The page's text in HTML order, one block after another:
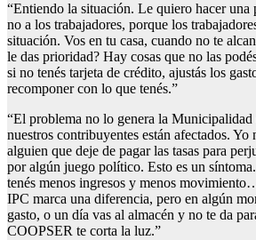
“Entiendo la situación. Le quiero hacer una
no a los trabajadores, porque los
situación. Vos en tu casa, cuando no te
le das prioridad? Hay cosas que no las
si no tenés tarjeta de crédito, ajustás los
recomponer con lo que tenés.”
“El problema no lo genera la Municipalidad
nuestros contribuyentes están afectados. Yo
alguien que deje de pagar las tasas para
por algún juego político. Esto es un
tenés menos ingresos y menos
IPC marca una diferencia, pero en algún
gasto, o un día vas al almacén y no te da
COOPSER te corta la luz.”